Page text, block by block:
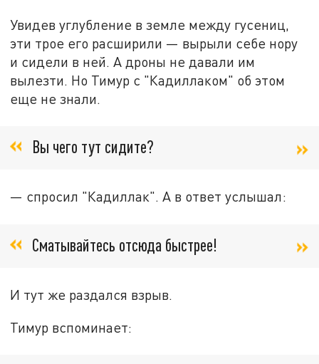
Увидев углубление в земле между гусениц,
эти трое его расширили — вырыли себе нору
и сидели в ней. А дроны не давали им
вылезти. Но Тимур с "Кадиллаком" об этом
еще не знали.
Вы чего тут сидите?
— спросил "Кадиллак". А в ответ услышал:
Сматывайтесь отсюда быстрее!
И тут же раздался взрыв.
Тимур вспоминает: